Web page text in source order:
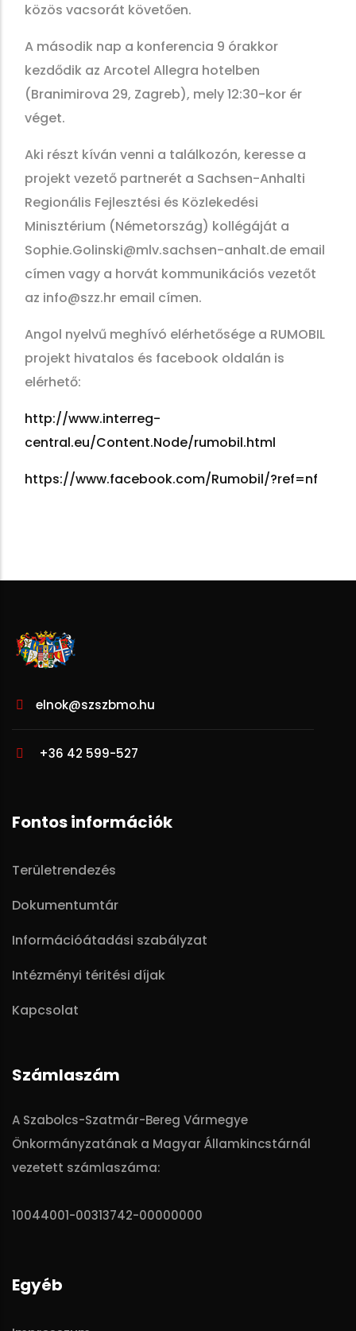
közös vacsorát követően.
A második nap a konferencia 9 órakkor
kezdődik az Arcotel Allegra hotelben
(Branimirova 29, Zagreb), mely 12:30-kor ér
véget.
Aki részt kíván venni a találkozón, keresse a
projekt vezető partnerét a Sachsen-Anhalti
Regionális Fejlesztési és Közlekedési
Minisztérium (Németország) kollégáját a
Sophie.Golinski@mlv.sachsen-anhalt.de email
címen vagy a horvát kommunikációs vezetőt
az info@szz.hr email címen.
Angol nyelvű meghívó elérhetősége a RUMOBIL
projekt hivatalos és facebook oldalán is
elérhető:
http://www.interreg-
central.eu/Content.Node/rumobil.html
https://www.facebook.com/Rumobil/?ref=nf
elnok@szszbmo.hu
+36 42 599-527
Fontos információk
Területrendezés
Dokumentumtár
Információátadási szabályzat
Intézményi téritési díjak
Kapcsolat
Számlaszám
A Szabolcs-Szatmár-Bereg Vármegye
Önkormányzatának a Magyar Államkincstárnál
vezetett számlaszáma:
10044001-00313742-00000000
Egyéb